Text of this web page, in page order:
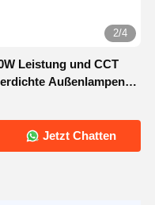
2/4
Leistung und CCT
Außenlampen
Jetzt Chatten